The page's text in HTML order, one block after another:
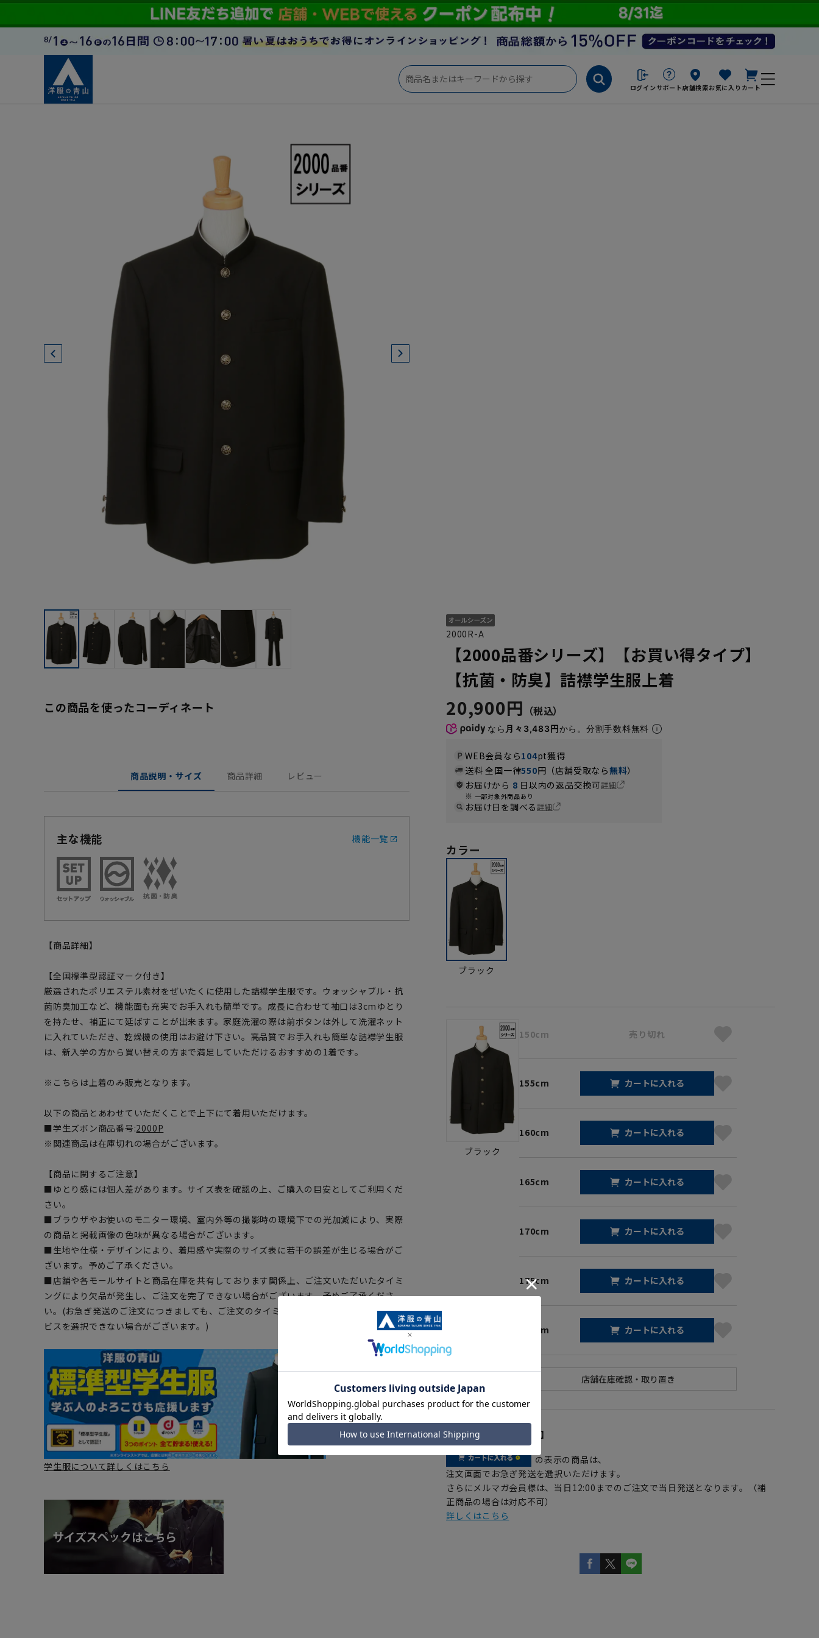
ログイン サポート店舗検索お気に入り カート
この商品を使ったコーディネート
商品説明・サイズ 商品詳細 レビュー
主な機能 機能一覧
【商品詳細】
【全国標準型認証マーク付き】
厳選されたポリエステル素材をぜいたくに使用した詰襟学生服です。ウォッシャブル・抗
菌防臭加工など、機能面も充実でお手入れも簡単です。成長に合わせて袖口は3cmゆとり
を持たせ、補正にて延ばすことが出来ます。家庭洗濯の際は前ボタンは外して洗濯ネット
に入れていただき、乾燥機の使用はお避け下さい。高品質でお手入れも簡単な詰襟学生服
は、新入学の方から買い替えの方まで満足していただけるおすすめの1着です。
※こちらは上着のみ販売となります。
以下の商品とあわせていただくことで上下にて着用いただけます。
■学生ズボン商品番号:2000P
※関連商品は在庫切れの場合がございます。
【商品に関するご注意】
■ゆとり感には個人差があります。サイズ表を確認の上、ご購入の目安としてご利用くだ
さい。
■ブラウザやお使いのモニター環境、室内外等の撮影時の環境下での光加減により、実際
の商品と掲載画像の色味が異なる場合がございます。
■生地や仕様・デザインにより、着用感や実際のサイズ表に若干の誤差が生じる場合がご
ざいます。予めご了承ください。
■店舗や各モールサイトと商品在庫を共有しております関係上、ご注文いただいたタイミ
ングにより欠品が発生し、ご注文を完了できない場合がございます。予めご了承くださ
い。(お急ぎ発送のご注文につきましても、ご注文のタイミングによってはお急ぎ発送サー
ビスを選択できない場合がございます。)
学生服について詳しくはこちら
2000R-A
【2000品番シリーズ】【お買い得タイプ】
【抗菌・防臭】詰襟学生服上着
20,900円
なら 月々3,483円から。分割手数料無料
WEB会員なら104pt獲得
送料 全国一律550円（店舗受取なら無料）
お届けから 8 日以内の返品交換可詳細
一部対象外商品あり
お届け日を調べる詳細
カラー
ブラック
ブラック
150cm 売り切れ
155cm カートに入れる
160cm カートに入れる
165cm カートに入れる
170cm カートに入れる
175cm カートに入れる
180cm カートに入れる
【 アイコンについて】
の表示の商品は、
注文画面でお急ぎ発送を選択いただけます。
さらにメルマガ会員様は、当日12:00までのご注文で当日発送となります。（補
正商品の場合は対応不可）
詳しくはこちら